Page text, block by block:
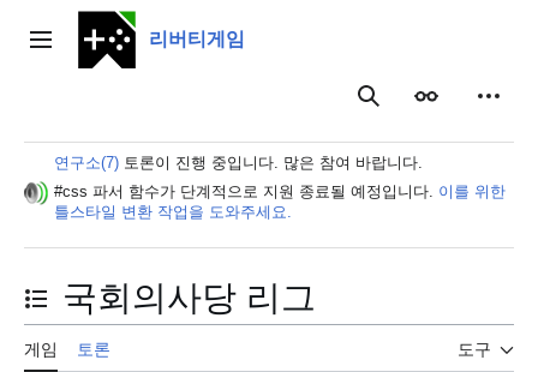
주 메뉴 리버티게임
검색 보이기 개인
연구소(7) 토론이 진행 중입니다. 많은 참여 바랍니다.
#css 파서 함수가 단계적으로 지원 종료될 예정입니다. 이를 위한
틀스타일 변환 작업을 도와주세요.
목차 토글
국회의사당 리그
게임 토론 도구